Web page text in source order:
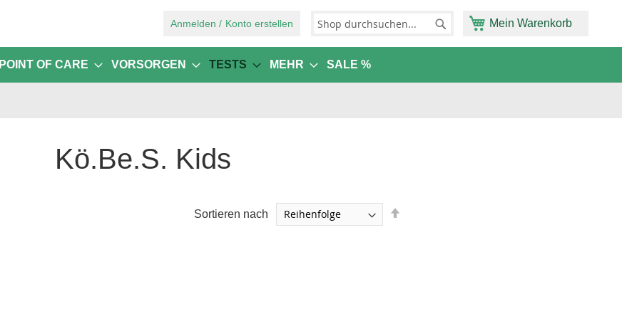
Zum
springen
Anmelden Konto erstellen Mein Warenkorb
POINT OF CARE VORSORGEN TESTS MEHR SALE %
Kö.Be.S. Kids
Sortieren nach